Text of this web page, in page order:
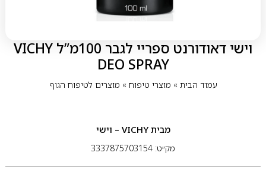
וישי דאודורנט ספריי לגבר 100מ”ל VICHY
DEO SPRAY
עמוד הבית» מוצרי טיפוח» מוצרים לטיפוח הגוף
מבית VICHY – וישי
מק״ט: 3337875703154